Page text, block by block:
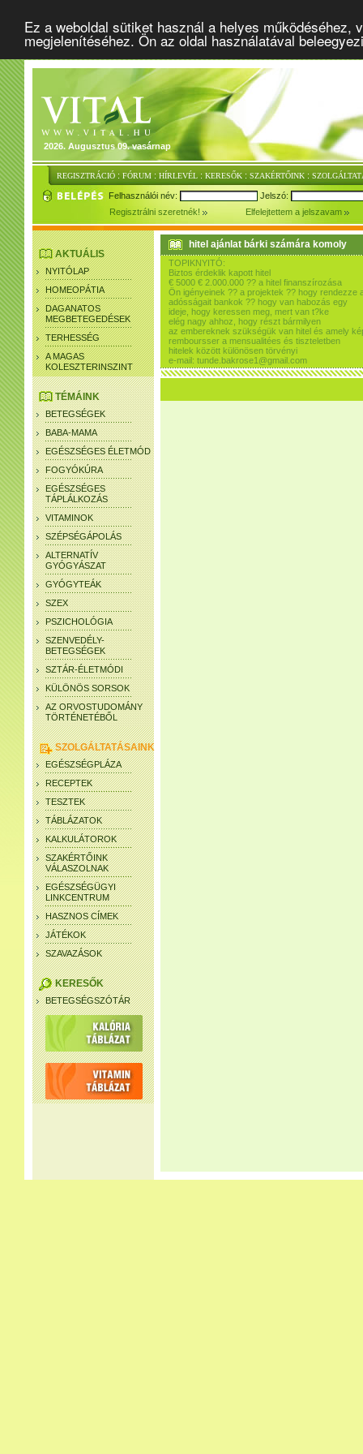
Ez a weboldal sütiket használ a helyes
megjelenítéséhez. Ön az oldal használatával
2026. Augusztus 09. vasárnap
REGISZTRÁCIÓ : FÓRUM : HÍRLEVÉL : KERESŐK : SZAKÉRTŐINK :
Felhasználói név:
Jelszó:
Regisztrálni szeretnék!
Elfelejtettem a jelszavam
AKTUÁLIS
NYITÓLAP
HOMEOPÁTIA
DAGANATOS
MEGBETEGEDÉSEK
TERHESSÉG
A MAGAS
KOLESZTERINSZINT
TÉMÁINK
BETEGSÉGEK
BABA-MAMA
EGÉSZSÉGES ÉLETMÓD
FOGYÓKÚRA
EGÉSZSÉGES
TÁPLÁLKOZÁS
VITAMINOK
SZÉPSÉGÁPOLÁS
ALTERNATÍV
GYÓGYÁSZAT
GYÓGYTEÁK
SZEX
PSZICHOLÓGIA
SZENVEDÉLY-
BETEGSÉGEK
SZTÁR-ÉLETMÓDI
KÜLÖNÖS SORSOK
AZ ORVOSTUDOMÁNY
TÖRTÉNETÉBŐL
SZOLGÁLTATÁSAINK
EGÉSZSÉGPLÁZA
RECEPTEK
TESZTEK
TÁBLÁZATOK
KALKULÁTOROK
SZAKÉRTŐINK
VÁLASZOLNAK
EGÉSZSÉGÜGYI
LINKCENTRUM
HASZNOS CÍMEK
JÁTÉKOK
SZAVAZÁSOK
KERESŐK
BETEGSÉGSZÓTÁR
hitel ajánlat bárki számára komoly
TOPIKNYITÓ:
Biztos érdeklik kapott hitel
€ 5000 € 2.000.000 ?? a hitel finanszírozása
Ön igényeinek ?? a projektek ?? hogy rendezze
adósságait bankok ?? hogy van habozás egy
ideje, hogy keressen meg, mert van t?ke
elég nagy ahhoz, hogy részt bármilyen
az embereknek szükségük van hitel és amely
remboursser a mensualitées és tiszteletben
hitelek között különösen törvényi
e-mail: tunde.bakrose1@gmail.com